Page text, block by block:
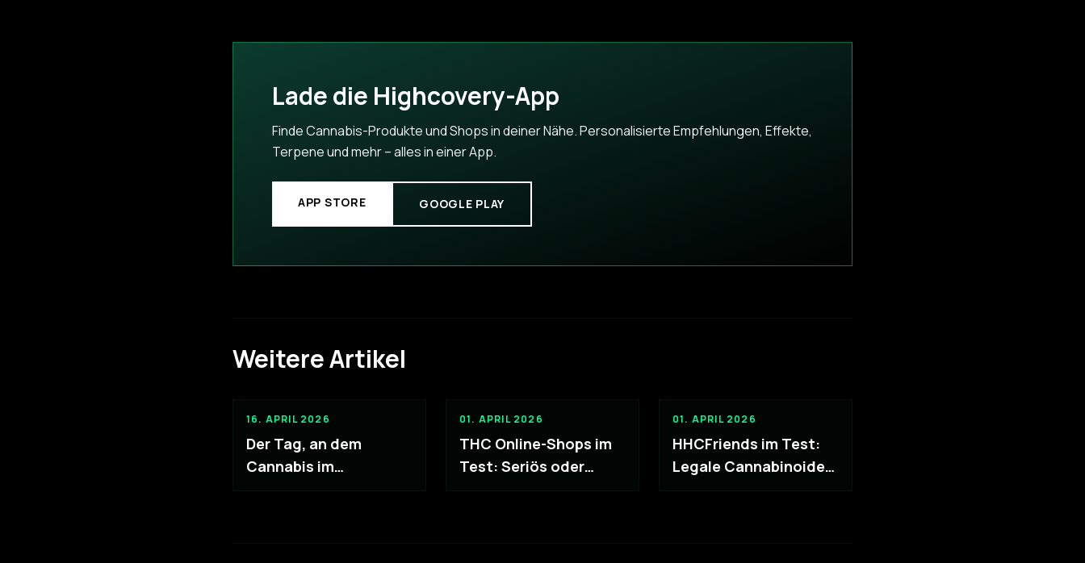
Lade die Highcovery-App
Finde Cannabis-Produkte und Shops in deiner Nähe. Personalisierte Empfehlungen, Effekte,
Terpene und mehr – alles in einer App.
APP STORE GOOGLE PLAY
Weitere Artikel
16. APRIL 2026
Der Tag, an dem
Cannabis im
01. APRIL 2026
THC Online-Shops im
Test: Seriös oder
01. APRIL 2026
HHCFriends im Test:
Legale Cannabinoide